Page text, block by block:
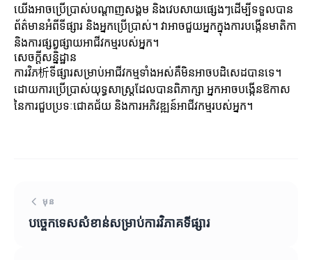
យើងអាចប្រើប្រាស់បណ្ដាញសង្គម និងវេបសាយផ្សេងៗដើម្បីទទួលបាន
ព័ត៌មានអំពីទីផ្សារ និងអ្នកប្រើប្រាស់។ វាអាចជួយអ្នកក្នុងការបង្កើនមាតិកា
និងការផ្សព្វផ្សាយអាជីវកម្មរបស់អ្នក។
សេចក្តីសន្និដ្ឋាន
ការវិភ析ទីផ្សារសម្រាប់អាជីវកម្មទាំងអស់គឺមិនអាចបដិសេដបានទេ។
ដោយការប្រើប្រាស់យុទ្ធសាស្ត្រដែលបានពិភាក្សា អ្នកអាចបង្កើនឱកាស
នៃការជួបប្រទៈជោគជ័យ និងការអភិវឌ្ឍន៍អាជីវកម្មរបស់អ្នក។
មុន
បច្ចេកទេសសំខាន់សម្រាប់ការវិភាគទីផ្សារ